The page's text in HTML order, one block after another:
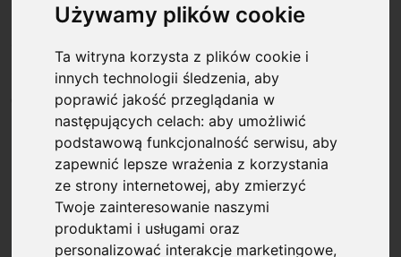
Używamy plików cookie
Ta witryna korzysta z plików cookie i
innych technologii śledzenia, aby
poprawić jakość przeglądania w
następujących celach:aby umożliwić
podstawową funkcjonalność serwisu,aby
zapewnić lepsze wrażenia z korzystania
ze strony internetowej,aby zmierzyć
Twoje zainteresowanie naszymi
produktami i usługami oraz
personalizować interakcje marketingowe,
Nabór ekspertek i
ekspertów FENG (42. runda)
Opublikowano: %s
01.07.2026
Fundacja na rzecz Nauki Polskiej ogłasza
czterdziestą drugą rundę naboru
kandydatów na ekspertki i ekspertów w
ramach programu Fundusze Europejskie dla
Nowoczesnej Gospodarki 2021-2027